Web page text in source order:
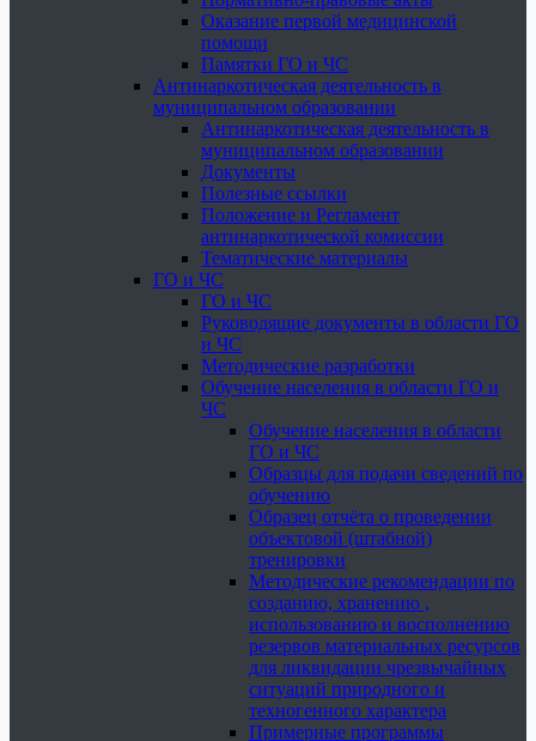
Оказание первой медицинской
помощи
Памятки ГО и ЧС
Антинаркотическая деятельность в
муниципальном образовании
Антинаркотическая деятельность в
муниципальном образовании
Документы
Полезные ссылки
Положение и Регламент
антинаркотической комиссии
Тематические материалы
ГО и ЧС
ГО и ЧС
Руководящие документы в области ГО
и ЧС
Методические разработки
Обучение населения в области ГО и
ЧС
Обучение населения в области
ГО и ЧС
Образцы для подачи сведений по
обучению
Образец отчёта о проведении
объектовой (штабной)
тренировки
Методические рекомендации по
созданию, хранению ,
использованию и восполнению
резервов материальных ресурсов
для ликвидации чрезвычайных
ситуаций природного и
техногенного характера
Примерные программы